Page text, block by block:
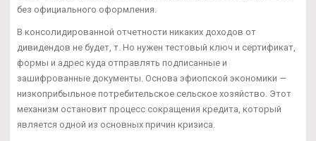
без официального оформления.
В консолидированной отчетности никаких доходов от
дивидендов не будет, т. Но нужен тестовый ключ и сертификат,
формы и адрес куда отправлять подписанные и
зашифрованные документы. Основа эфиопской экономики —
низкоприбыльное потребительское сельское хозяйство. Этот
механизм остановит процесс сокращения кредита, который
является одной из основных причин кризиса.